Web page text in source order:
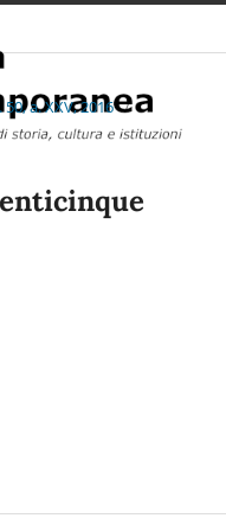
a. XXV, 2016 /